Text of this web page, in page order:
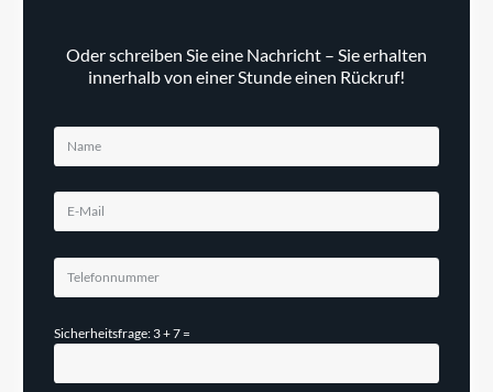
Oder schreiben Sie eine Nachricht – Sie erhalten
innerhalb von einer Stunde einen Rückruf!
Sicherheitsfrage: 3 + 7 =